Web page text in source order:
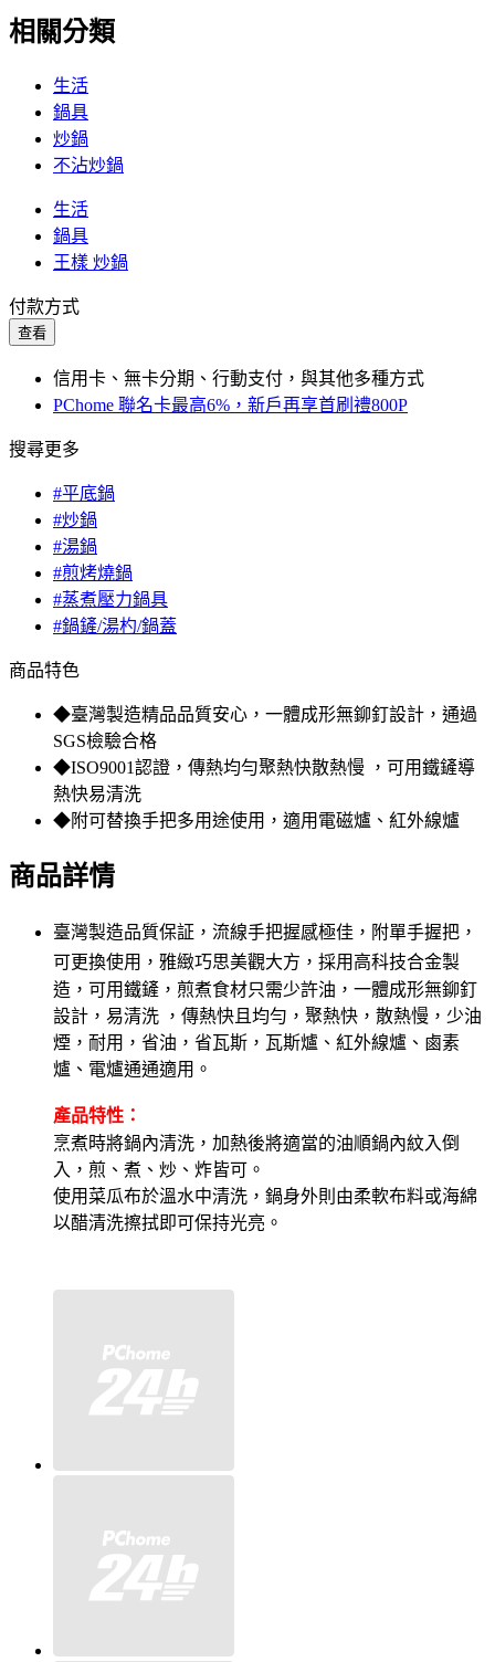
相關分類
生活
鍋具
炒鍋
不沾炒鍋
生活
鍋具
王樣 炒鍋
付款方式
查看
信用卡、無卡分期、行動支付，與其他多種方式
PChome 聯名卡最高6%，新戶再享首刷禮800P
搜尋更多
#平底鍋
#炒鍋
#湯鍋
#煎烤燒鍋
#蒸煮壓力鍋具
#鍋鏟/湯杓/鍋蓋
商品特色
◆臺灣製造精品品質安心，一體成形無鉚釘設計，通過
SGS檢驗合格
◆ISO9001認證，傳熱均勻聚熱快散熱慢 ，可用鐵鏟導
熱快易清洗
◆附可替換手把多用途使用，適用電磁爐、紅外線爐
商品詳情
臺灣製造品質保証，流線手把握感極佳， 附單手握把，
可更換使用 ，雅緻巧思美觀大方，採用高科技合金製
造，可用鐵鏟，煎煮食材只需少許油，一體成形無鉚釘
設計，易清洗 ，傳熱快且均勻，聚熱快，散熱慢，少油
煙，耐用，省油，省瓦斯， 瓦斯爐、紅外線爐、鹵素
爐、電爐通通適用 。
產品特性：
烹煮時將鍋內清洗，加熱後將適當的油順鍋內紋入倒
入，煎、煮、炒、炸皆可。
使用菜瓜布於溫水中清洗，鍋身外則由柔軟布料或海綿
以醋清洗擦拭即可保持光亮。